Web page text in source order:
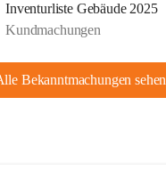
Inventurliste Gebäude 2025
Kundmachungen
Bekanntmachungen sehen